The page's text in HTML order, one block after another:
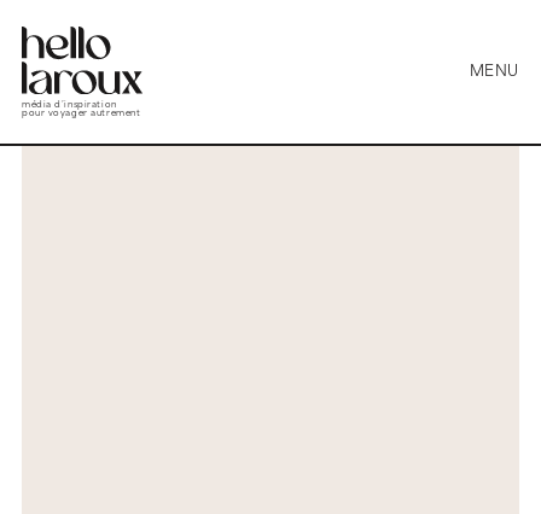
média d’inspiration
pour voyager autrement
MENU